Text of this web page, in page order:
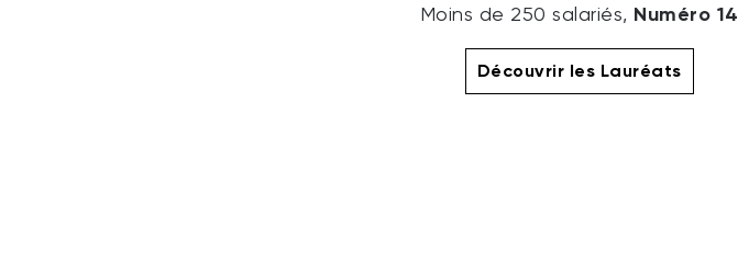
Moins de 250 salariés, Numéro 14
Découvrir les Lauréats